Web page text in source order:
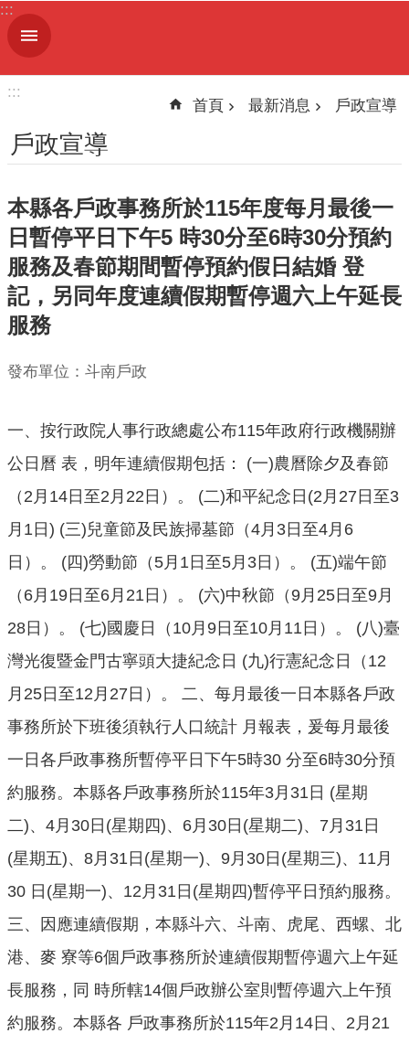
跳到主要內容區塊
進
階
關
簡
介
便
民
服
統
計
最
新
息
公
開
資
訊
題
專
民
意
交
相
連
結
:::
:::
首頁 最新消息 戶政宣導
戶政宣導
本縣各戶政事務所於115年度每月最後一
日暫停平日下午5 時30分至6時30分預約
服務及春節期間暫停預約假日結婚 登
記，另同年度連續假期暫停週六上午延長
服務
發布單位：斗南戶政
一、按行政院人事行政總處公布115年政府行政機關辦
公日曆 表，明年連續假期包括： (一)農曆除夕及春節
（2月14日至2月22日）。 (二)和平紀念日(2月27日至3
月1日) (三)兒童節及民族掃墓節（4月3日至4月6
日）。 (四)勞動節（5月1日至5月3日）。 (五)端午節
（6月19日至6月21日）。 (六)中秋節（9月25日至9月
28日）。 (七)國慶日（10月9日至10月11日）。 (八)臺
灣光復暨金門古寧頭大捷紀念日 (九)行憲紀念日（12
月25日至12月27日）。 二、每月最後一日本縣各戶政
事務所於下班後須執行人口統計 月報表，爰每月最後
一日各戶政事務所暫停平日下午5時30 分至6時30分預
約服務。本縣各戶政事務所於115年3月31日 (星期
二)、4月30日(星期四)、6月30日(星期二)、7月31日
(星期五)、8月31日(星期一)、9月30日(星期三)、11月
30 日(星期一)、12月31日(星期四)暫停平日預約服務。
三、因應連續假期，本縣斗六、斗南、虎尾、西螺、北
港、麥 寮等6個戶政事務所於連續假期暫停週六上午延
長服務，同 時所轄14個戶政辦公室則暫停週六上午預
約服務。本縣各 戶政事務所於115年2月14日、2月21